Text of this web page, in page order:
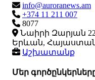
info@auroranews.am
+374 11 211 007
8077
Նաիրի Զարյան 22
Երևան,
Աշխատանք
Մեր